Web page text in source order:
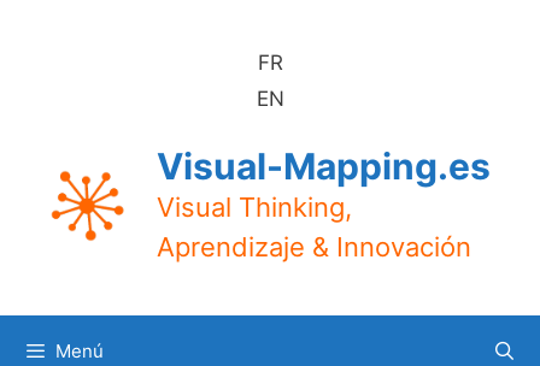
FR
EN
Visual-Mapping.es
Visual Thinking,
Aprendizaje & Innovación
Menú